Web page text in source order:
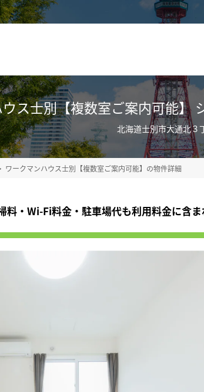
ス士別【複数室ご案内可能】
北海道士別市大通北３
ワークマンハウス士別【複数室ご案内可能】の物件詳細
・Wi-Fi料金・駐車場代も利用料金に含